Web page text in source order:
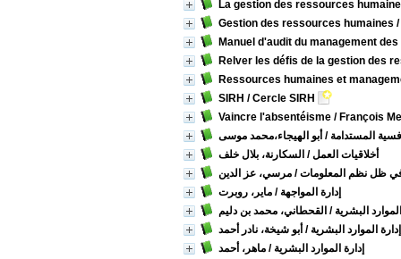
La gestion des ressources
Gestion des ressources humaines
Manuel d'audit du management
Relver les défis de la gestion des
Ressources humaines et
SIRH / Cercle SIRH
Vaincre l'absentéisme / François
المستدامة / أبو الهيجاء،محمد موسى
أخلاقيات العمل/ السكارنة، بلال خلف
في ظل نظم المعلومات/ مرسي، عز الدين
إدارة المواجهة / ماير، روبرت
البشرية / القحطاني، محمد بن دليم
إدارة الموارد البشرية / أبو شيخة، نادر أحمد
إدارة الموارد البشرية / ماهر، أحمد